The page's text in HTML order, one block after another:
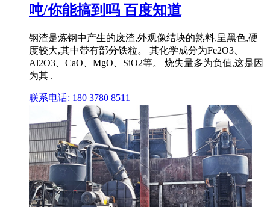
吨/你能搞到吗 百度知道
钢渣是炼钢中产生的废渣,外观像结块的熟料,呈黑色,硬
度较大,其中带有部分铁粒。 其化学成分为Fe2O3、
Al2O3、CaO、MgO、SiO2等。 烧失量多为负值,这是因
为其 .
联系电话: 180 3780 8511